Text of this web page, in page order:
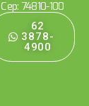
Cep: 74810-100
62
3878-
4900